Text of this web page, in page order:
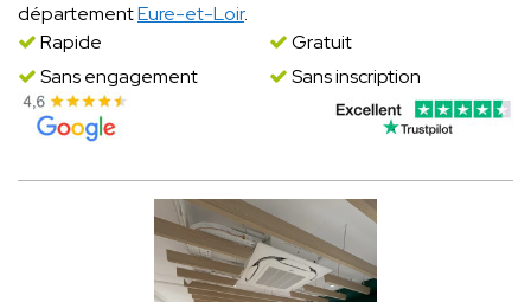
départementEure-et-Loir.
Rapide
Gratuit
Sans engagement
Sans inscription